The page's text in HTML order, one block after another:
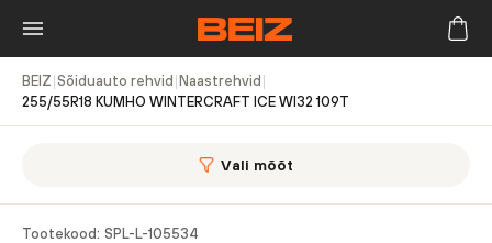
BEIZ Sõiduauto rehvid Naastrehvid
255/55R18 KUMHO WINTERCRAFT ICE WI32 109T
Vali mõõt
Tootekood: SPL-L-105534